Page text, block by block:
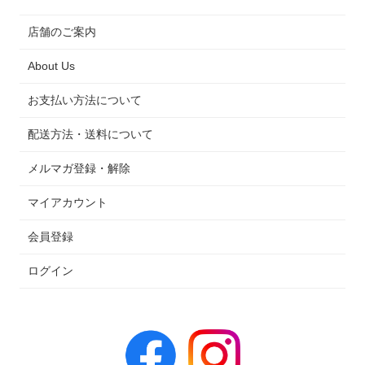
店舗のご案内
About Us
お支払い方法について
配送方法・送料について
メルマガ登録・解除
マイアカウント
会員登録
ログイン